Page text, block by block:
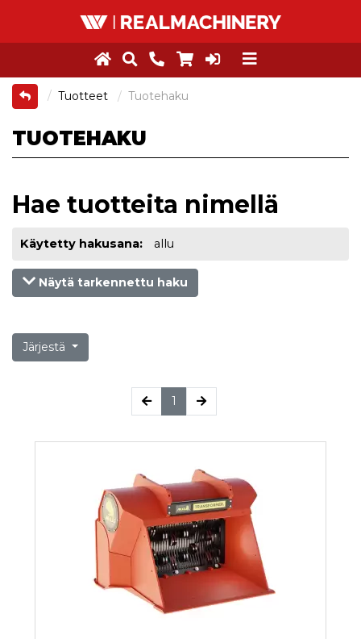
Tuotteet Tuotehaku
TUOTEHAKU
Hae tuotteita nimellä
Käytetty hakusana: allu
Näytä tarkennettu haku
Järjestä
1 (current)